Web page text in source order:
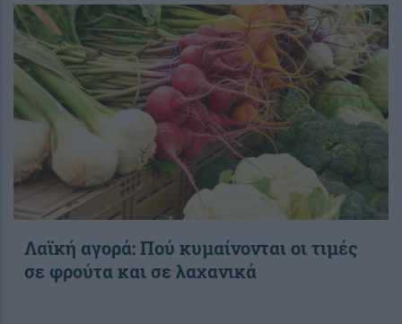
Λαϊκή αγορά: Πού κυμαίνονται οι τιμές
σε φρούτα και σε λαχανικά